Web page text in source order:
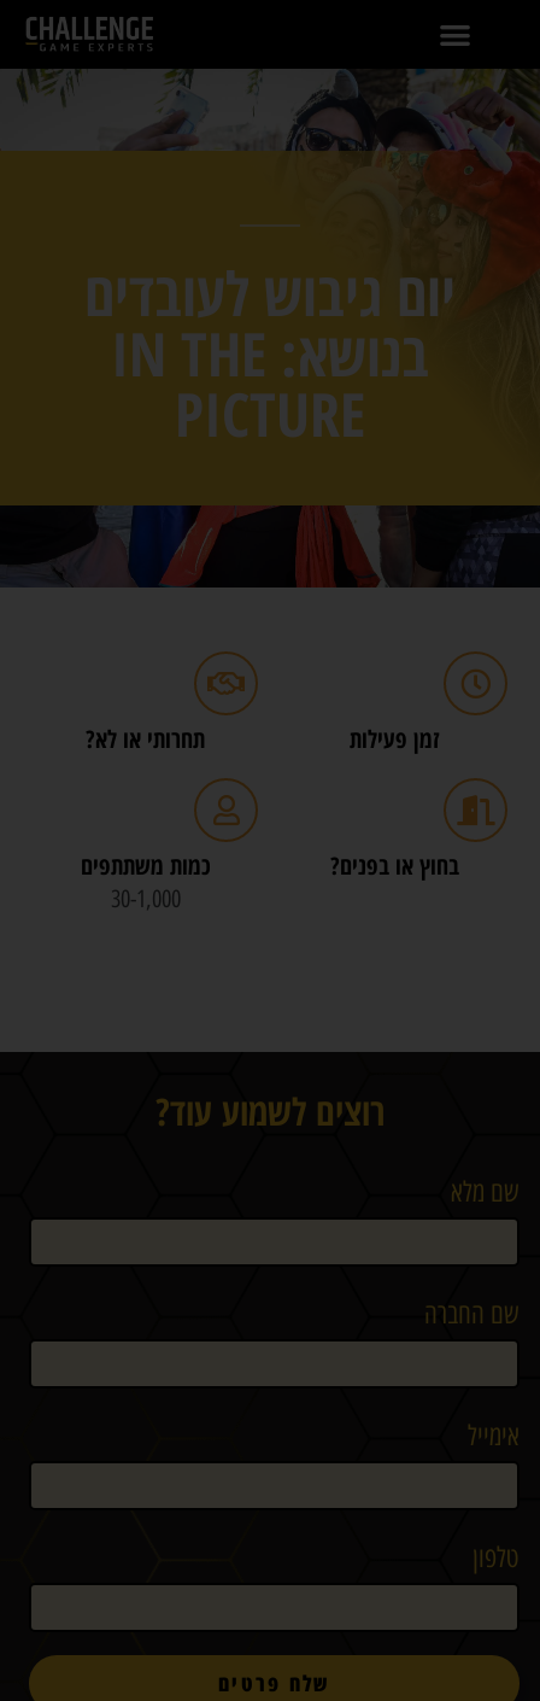
יום גיבוש לעובדים
בנושא: IN THE
PICTURE
זמן פעילות
בחוץ או בפנים?
תחרותי או לא?
כמות משתתפים
30-1,000
רוצים לשמוע עוד?
שם מלא
שם החברה
אימייל
טלפון
שלח פרטים